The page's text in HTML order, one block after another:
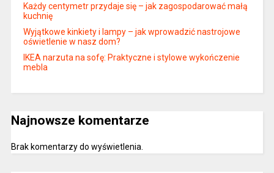
Każdy centymetr przydaje się – jak zagospodarować małą
kuchnię
Wyjątkowe kinkiety i lampy – jak wprowadzić nastrojowe
oświetlenie w nasz dom?
IKEA narzuta na sofę: Praktyczne i stylowe wykończenie
mebla
Najnowsze komentarze
Brak komentarzy do wyświetlenia.